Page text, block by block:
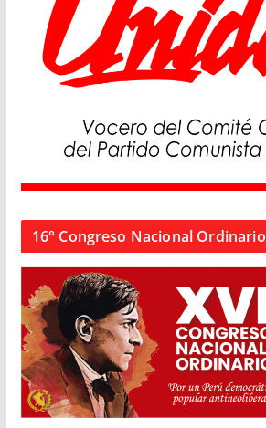
16° Congreso Nacional Ordinario